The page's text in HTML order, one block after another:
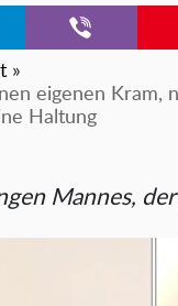
»
eigenen Kram,
Haltung
Mannes,